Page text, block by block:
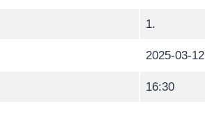
1.
2025-03-12
16:30